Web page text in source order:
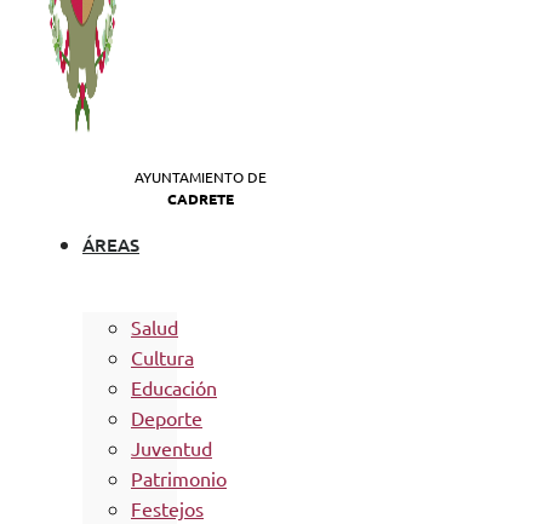
AYUNTAMIENTO DE
CADRETE
ÁREAS
Salud
Cultura
Educación
Deporte
Juventud
Patrimonio
Festejos